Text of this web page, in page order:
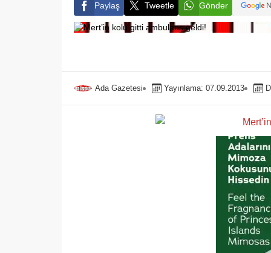
Paylaş Tweetle Gönder
Ada Gazetesi Yayınlama: 07.09.2013